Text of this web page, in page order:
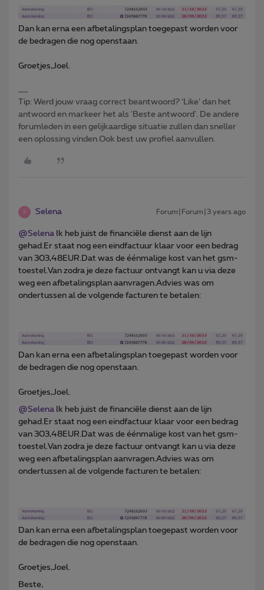
Dan kan erna een afbetalingsplan toegepast worden voor
de bedragen die nog openstaan.
Groetjes,Joel.
Tip: Werd jouw vraag correct beantwoord? ‘Like’ dan het
antwoord en markeer het als 'Beste antwoord'. De andere
forumleden in een gelijkaardige situatie zullen dan sneller
een oplossing vinden.Ook best uw profiel aanvullen.
S Selena Forum|Forum|3 years ago
@Selena Ik heb juist de financiêle dienst aan de lijn
gehad.Er staat nog een eindfactuur klaar voor een bedrag
van 303,48EUR.Dat was de éénmalige kost van het gsm-
toestel.Van zodra je deze factuur ontvangt kan u via deze
weg een afbetalingsplan aanvragen.Advies was om
ondertussen al de volgende facturen te betalen:
Dan kan erna een afbetalingsplan toegepast worden voor
de bedragen die nog openstaan.
Groetjes,Joel.
@Selena Ik heb juist de financiêle dienst aan de lijn
gehad.Er staat nog een eindfactuur klaar voor een bedrag
van 303,48EUR.Dat was de éénmalige kost van het gsm-
toestel.Van zodra je deze factuur ontvangt kan u via deze
weg een afbetalingsplan aanvragen.Advies was om
ondertussen al de volgende facturen te betalen:
Dan kan erna een afbetalingsplan toegepast worden voor
de bedragen die nog openstaan.
Groetjes,Joel.
Beste,